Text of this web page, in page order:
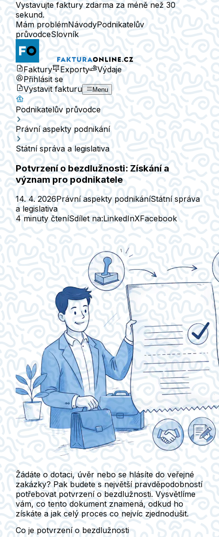
Vystavujte faktury zdarma za méně než 30
sekund.
Mám problémNávodyPodnikatelův
průvodceSlovník
Faktury Exporty
Výdaje
Přihlásit se
Vystavit fakturu
Menu
Podnikatelův průvodce
Právní aspekty podnikání
Státní správa a legislativa
Potvrzení o bezdlužnosti: Získání a
význam pro podnikatele
14. 4. 2026Právní aspekty podnikáníStátní správa
a legislativa
4 minuty čteníSdílet na:LinkedInXFacebook
Žádáte o dotaci, úvěr nebo se hlásíte do veřejné
zakázky? Pak budete s největší pravděpodobností
potřebovat potvrzení o bezdlužnosti. Vysvětlíme
vám, co tento dokument znamená, odkud ho
získáte a jak celý proces co nejvíc zjednodušit.
Co je potvrzení o bezdlužnosti